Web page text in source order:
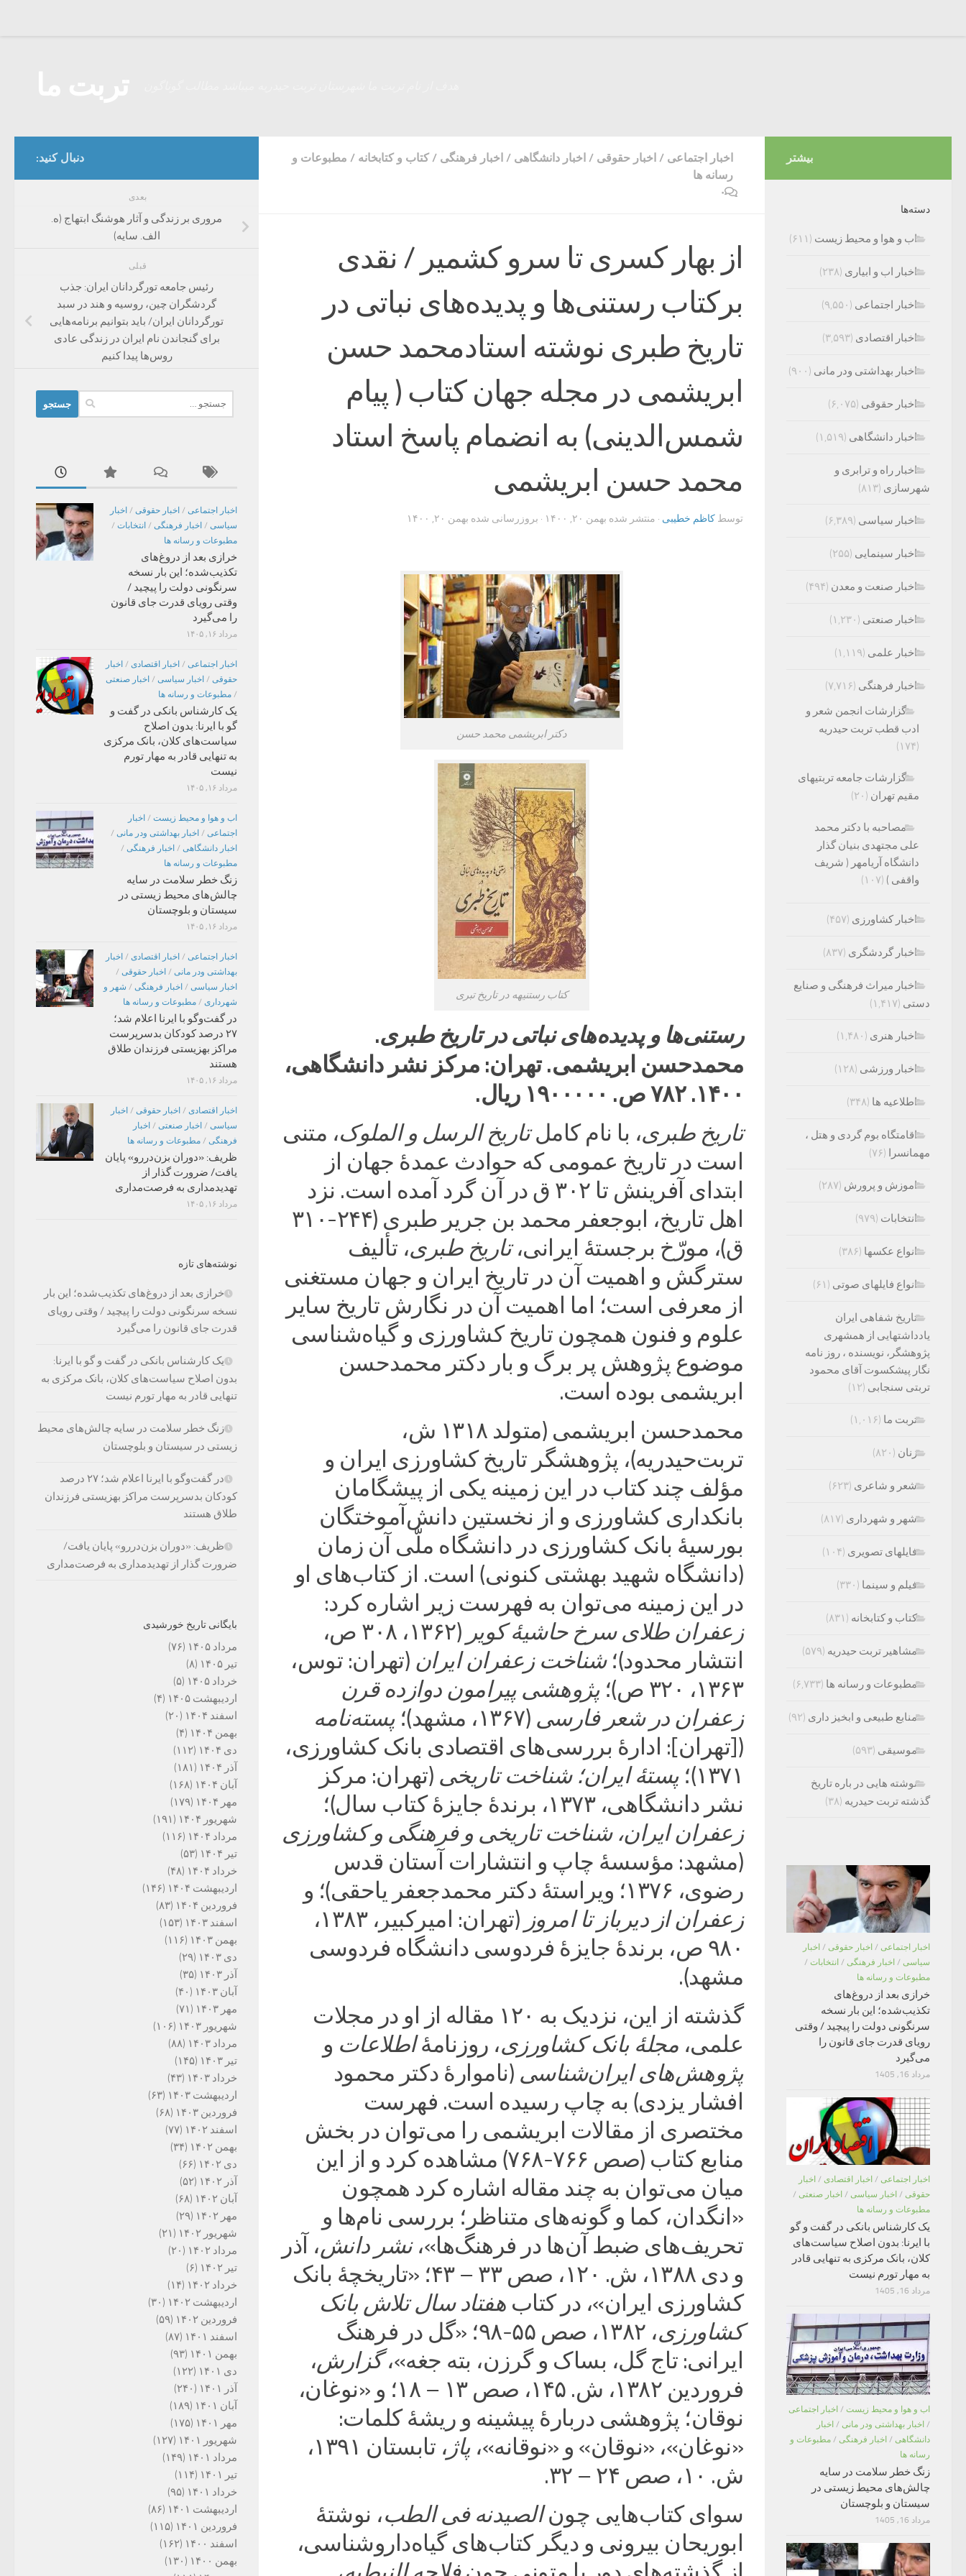
اخبار اجتماعی / اخبار حقوقی / اخبار دانشگاهی / اخبار فرهنگی / کتاب و کتابخانه / مطبوعات و
رسانه ها
۰
از بهار کسری تا سرو کشمیر / نقدی
برکتاب رستنی‌ها و پدیده‌های نباتی در
تاریخ طبری نوشته استادمحمد حسن
ابریشمی در مجله جهان کتاب ( پیام
شمس‌الدینی) به انضمام پاسخ استاد
محمد حسن ابریشمی
توسط کاظم خطیبی · منتشر شده بهمن ۲۰, ۱۴۰۰ · بروزرسانی شده بهمن ۲۰, ۱۴۰۰
دکتر ابریشمی محمد حسن
کتاب رستنیهه در تاریخ تبری
رستنی‌ها و پدیده‌های نباتی در تاریخ طبری.
محمدحسن ابریشمی. تهران: مرکز نشر دانشگاهی،
۱۴۰۰. ۷۸۲ ص. ۱۹۰۰۰۰۰ ریال.
تاریخ طبری، با نام کاملتاریخ الرسل و الملوک، متنی
است در تاریخ عمومی که حوادث عمدۀ جهان از
ابتدای آفرینش تا ۳۰۲ ق در آن گرد آمده است. نزد
اهل تاریخ، ابوجعفر محمد بن جریر طبری (۲۴۴-۳۱۰
ق)، مورّخ برجستۀ ایرانی،تاریخ طبری، تألیف
سترگش و اهمیت آن در تاریخ ایران و جهان مستغنی
از معرفی است؛ اما اهمیت آن در نگارش تاریخ سایر
علوم و فنون همچون تاریخ کشاورزی و گیاه‌شناسی
موضوع پژوهش پر برگ و بار دکتر محمدحسن
ابریشمی بوده است.
محمدحسن ابریشمی (متولد ۱۳۱۸ ش،
تربت‌حیدریه)، پژوهشگر تاریخ کشاورزی ایران و
مؤلف چند کتاب در این زمینه یکی از پیشگامان
بانکداری کشاورزی و از نخستین دانش‌آموختگان
بورسیۀ بانک کشاورزی در دانشگاه ملّی آن زمان
(دانشگاه شهید بهشتی کنونی) است. از کتاب‌های او
در این زمینه می‌توان به فهرست زیر اشاره کرد:
زعفران طلای سرخ حاشیۀ کویر
(۱۳۶۲، ۳۰۸ ص،
انتشار محدود)؛شناخت زعفران ایران (تهران: توس،
۱۳۶۳، ۳۲۰ ص)؛
پژوهشی پیرامون دوازده قرن
زعفران در شعر فارسی (۱۳۶۷، مشهد)؛
پسته‌نامه
([تهران]: ادارۀ بررسی‌های اقتصادی بانک کشاورزی،
۱۳۷۱)؛
پستۀ ایران؛ شناخت تاریخی (تهران: مرکز
نشر دانشگاهی، ۱۳۷۳، برندۀ جایزۀ کتاب سال)؛
زعفران ایران، شناخت تاریخی و فرهنگی و کشاورزی
(مشهد: مؤسسهٔ چاپ و انتشارات آستان قدس
رضوی، ۱۳۷۶؛ ویراستۀ دکتر محمدجعفر یاحقی)؛ و
زعفران از دیرباز تا امروز
(تهران: امیرکبیر، ۱۳۸۳،
۹۸۰ ص، برندۀ جایزۀ فردوسی دانشگاه فردوسی
مشهد).
گذشته از این، نزدیک به ۱۲۰ مقاله از او در مجلات
علمی، مجلۀ بانک کشاورزی، روزنامۀاطلاعات و
پژوهش‌های ایران‌شناسی (ناموارۀ دکتر محمود
افشار یزدی) به چاپ رسیده است. فهرست
مختصری از مقالات ابریشمی را می‌توان در بخش
منابع کتاب (صص ۷۶۶-۷۶۸) مشاهده کرد و از این
میان می‌توان به چند مقاله اشاره کرد همچون
«انگدان، کما و گونه‌های متناظر؛ بررسی نام‌ها و
تحریف‌های ضبط آن‌ها در فرهنگ‌ها»،نشر دانش، آذر
و دی ۱۳۸۸، ش. ۱۲۰، صص ۳۳ – ۴۳؛ «تاریخچۀ بانک
کشاورزی ایران»، در کتاب هفتاد سال تلاش بانک
کشاورزی
، ۱۳۸۲، صص ۵۵-۹۸؛ «گل در فرهنگ
ایرانی: تاج گل، بساک و گرزن، بته جغه»،گزارش،
فروردین ۱۳۸۲، ش. ۱۴۵، صص ۱۳ – ۱۸؛ و «نوغان،
نوقان؛ پژوهشی دربارۀ پیشینه و ریشۀ کلمات:
«نوغان»، «نوقان» و «نوقانه»،پاژ
، تابستان ۱۳۹۱،
ش. ۱۰، صص ۲۴ – ۳۲.
سوای کتاب‌هایی چونالصیدنه فی الطب، نوشتۀ
ابوریحان بیرونی و دیگر کتاب‌های گیاه‌داروشناسی،
دنبال کنید:
بعدی
مروری بر زندگی و آثار هوشنگ ابتهاج (ه.
الف. سایه)
قبلی
رئیس جامعه تورگردانان ایران: جذب
گردشگران چین، روسیه و هند در سبد
تورگردانان ایران/ باید بتوانیم برنامه‌هایی
برای گنجاندن نام ایران در زندگی عادی
روس‌ها پیدا کنیم
برای:
اخبار اجتماعی / اخبار حقوقی / اخبار
سیاسی / اخبار فرهنگی / انتخابات /
مطبوعات و رسانه ها
خرازی بعد از دروغ‌های
تکذیب‌شده؛ این بار نسخه
سرنگونی دولت را پیچید /
وقتی رویای قدرت جای قانون
را می‌گیرد
مرداد ۱۶, ۱۴۰۵
اخبار اجتماعی / اخبار اقتصادی / اخبار
حقوقی / اخبار سیاسی / اخبار صنعتی
/ مطبوعات و رسانه ها
یک کارشناس بانکی در گفت و
گو با ایرنا: بدون اصلاح
سیاست‌های کلان، بانک مرکزی
به تنهایی قادر به مهار تورم
نیست
مرداد ۱۶, ۱۴۰۵
اب و هوا و محیط زیست / اخبار
اجتماعی / اخبار بهداشتی ودر مانی /
اخبار دانشگاهی / اخبار فرهنگی /
مطبوعات و رسانه ها
زنگ خطر سلامت در سایه
چالش‌های محیط زیستی در
سیستان و بلوچستان
مرداد ۱۶, ۱۴۰۵
اخبار اجتماعی / اخبار اقتصادی / اخبار
بهداشتی ودر مانی / اخبار حقوقی /
اخبار سیاسی / اخبار فرهنگی / شهر و
شهرداری / مطبوعات و رسانه ها
در گفت‌وگو با ایرنا اعلام شد؛
۲۷ درصد کودکان بدسرپرست
مراکز بهزیستی فرزندان طلاق
هستند
مرداد ۱۶, ۱۴۰۵
اخبار اقتصادی / اخبار حقوقی / اخبار
سیاسی / اخبار صنعتی / اخبار
فرهنگی / مطبوعات و رسانه ها
ظریف: «دوران بزن‌دررو» پایان
یافت/ ضرورت گذار از
تهدیدمداری به فرصت‌مداری
مرداد ۱۶, ۱۴۰۵
نوشته‌های تازه
خرازی بعد از دروغ‌های تکذیب‌شده؛ این بار
نسخه سرنگونی دولت را پیچید / وقتی رویای
قدرت جای قانون را می‌گیرد
یک کارشناس بانکی در گفت و گو با ایرنا:
بدون اصلاح سیاست‌های کلان، بانک مرکزی به
تنهایی قادر به مهار تورم نیست
زنگ خطر سلامت در سایه چالش‌های محیط
زیستی در سیستان و بلوچستان
در گفت‌وگو با ایرنا اعلام شد؛ ۲۷ درصد
کودکان بدسرپرست مراکز بهزیستی فرزندان
طلاق هستند
ظریف: «دوران بزن‌دررو» پایان یافت/
ضرورت گذار از تهدیدمداری به فرصت‌مداری
بایگانی تاریخ خورشیدی
مرداد ۱۴۰۵
(۷۶)
تیر ۱۴۰۵
(۸)
خرداد ۱۴۰۵
(۵)
اردیبهشت ۱۴۰۵
(۴)
اسفند ۱۴۰۴
(۲۰)
بهمن ۱۴۰۴
(۴)
دی ۱۴۰۴
(۱۱۲)
آذر ۱۴۰۴
(۱۸۱)
آبان ۱۴۰۴
(۱۶۸)
مهر ۱۴۰۴
(۱۷۹)
شهریور ۱۴۰۴
(۱۹۱)
مرداد ۱۴۰۴
(۱۱۶)
تیر ۱۴۰۴
(۵۳)
خرداد ۱۴۰۴
(۴۸)
اردیبهشت ۱۴۰۴
(۱۴۶)
فروردین ۱۴۰۴
(۸۳)
اسفند ۱۴۰۳
(۱۵۳)
بهمن ۱۴۰۳
(۱۱۶)
دی ۱۴۰۳
(۲۹)
آذر ۱۴۰۳
(۳۵)
آبان ۱۴۰۳
(۴۰)
مهر ۱۴۰۳
(۷۱)
شهریور ۱۴۰۳
(۱۰۶)
مرداد ۱۴۰۳
(۸۸)
تیر ۱۴۰۳
(۱۴۵)
خرداد ۱۴۰۳
(۴۳)
اردیبهشت ۱۴۰۳
(۶۳)
فروردین ۱۴۰۳
(۶۸)
اسفند ۱۴۰۲
(۷۷)
بهمن ۱۴۰۲
(۳۴)
دی ۱۴۰۲
(۶۶)
آذر ۱۴۰۲
(۵۲)
آبان ۱۴۰۲
(۶۸)
مهر ۱۴۰۲
(۲۹)
شهریور ۱۴۰۲
(۲۱)
مرداد ۱۴۰۲
(۲۰)
تیر ۱۴۰۲
(۶)
خرداد ۱۴۰۲
(۱۴)
اردیبهشت ۱۴۰۲
(۳۰)
فروردین ۱۴۰۲
(۵۹)
اسفند ۱۴۰۱
(۸۷)
بهمن ۱۴۰۱
(۹۳)
دی ۱۴۰۱
(۱۲۲)
آذر ۱۴۰۱
(۲۴۰)
آبان ۱۴۰۱
(۱۸۹)
مهر ۱۴۰۱
(۱۷۵)
شهریور ۱۴۰۱
(۱۲۷)
مرداد ۱۴۰۱
(۱۴۹)
تیر ۱۴۰۱
(۱۱۴)
خرداد ۱۴۰۱
(۹۵)
اردیبهشت ۱۴۰۱
(۸۶)
فروردین ۱۴۰۱
(۱۱۵)
اسفند ۱۴۰۰
(۱۶۲)
بهمن ۱۴۰۰
(۱۳۰)
بیشتر
دسته‌ها
اب و هوا و محیط زیست (۶۱۱)
اخبار اب و ابیاری (۲۳۸)
اخبار اجتماعی (۹,۵۵۰)
اخبار اقتصادی (۳,۵۹۳)
اخبار بهداشتی ودر مانی (۹۰۰)
اخبار حقوقی (۶,۰۷۵)
اخبار دانشگاهی (۱,۵۱۹)
اخبار راه و ترابری و
شهرسازی (۸۱۳)
اخبار سیاسی (۶,۳۸۹)
اخبار سینمایی (۲۵۵)
اخبار صنعت و معدن (۴۹۴)
اخبار صنعتی (۱,۲۳۰)
اخبار علمی (۱,۱۱۹)
اخبار فرهنگی (۷,۷۱۶)
گزارشات انجمن شعر و
ادب قطب تربت حیدریه
(۱۷۴)
گزارشات جامعه تربتیهای
مقیم تهران (۲۰)
مصاحبه با دکتر محمد
علی مجتهدی بنیان گذار
دانشگاه آریامهر ( شریف
واقفی ) (۱۰۷)
اخبار کشاورزی (۴۵۷)
اخبار گردشگری (۸۳۷)
اخبار میراث فرهنگی و صنایع
دستی (۱,۴۱۷)
اخبار هنری (۱,۴۸۰)
اخبار ورزشی (۱۲۸)
اطلاعیه ها (۳۴۸)
اقامتگاه بوم گردی و هتل ،
مهمانسرا (۷۶)
اموزش و پرورش (۲۸۷)
انتخابات (۹۷۹)
انواع عکسها (۳۸۶)
انواع فایلهای صوتی (۶۱)
تاریخ شفاهی ایران
یادداشتهایی از همشهری
پژوهشگر، نویسنده ، روز نامه
نگار پیشکسوت آقای محمود
تربتی سنجابی (۱۲)
تربت ما (۱,۰۱۶)
زنان (۸۲۰)
شعر و شاعری (۶۲۳)
شهر و شهرداری (۸۱۷)
فایلهای تصویری (۱۰۴)
فیلم و سینما (۳۳۰)
کتاب و کتابخانه (۸۳۱)
مشاهیر تربت حیدریه (۵۷۹)
مطبوعات و رسانه ها (۶,۷۳۳)
منابع طبیعی و ابخیز داری (۹۲)
موسیقی (۵۹۳)
نوشته هایی در باره تاریخ
گذشته تربت حیدریه (۳۸)
اخبار اجتماعی / اخبار حقوقی / اخبار
سیاسی / اخبار فرهنگی / انتخابات /
مطبوعات و رسانه ها
خرازی بعد از دروغ‌های
تکذیب‌شده؛ این بار نسخه
سرنگونی دولت را پیچید / وقتی
رویای قدرت جای قانون را
می‌گیرد
مرداد 16, 1405
اخبار اجتماعی / اخبار اقتصادی / اخبار
حقوقی / اخبار سیاسی / اخبار صنعتی /
مطبوعات و رسانه ها
یک کارشناس بانکی در گفت و گو
با ایرنا: بدون اصلاح سیاست‌های
کلان، بانک مرکزی به تنهایی قادر
به مهار تورم نیست
مرداد 16, 1405
اب و هوا و محیط زیست / اخبار اجتماعی
/ اخبار بهداشتی ودر مانی / اخبار
دانشگاهی / اخبار فرهنگی / مطبوعات و
رسانه ها
زنگ خطر سلامت در سایه
چالش‌های محیط زیستی در
سیستان و بلوچستان
مرداد 16, 1405